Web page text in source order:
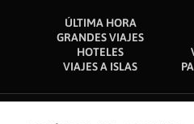
ÚLTIMA HORA
GRANDES VIAJES
HOTELES
VIAJES A ISLAS